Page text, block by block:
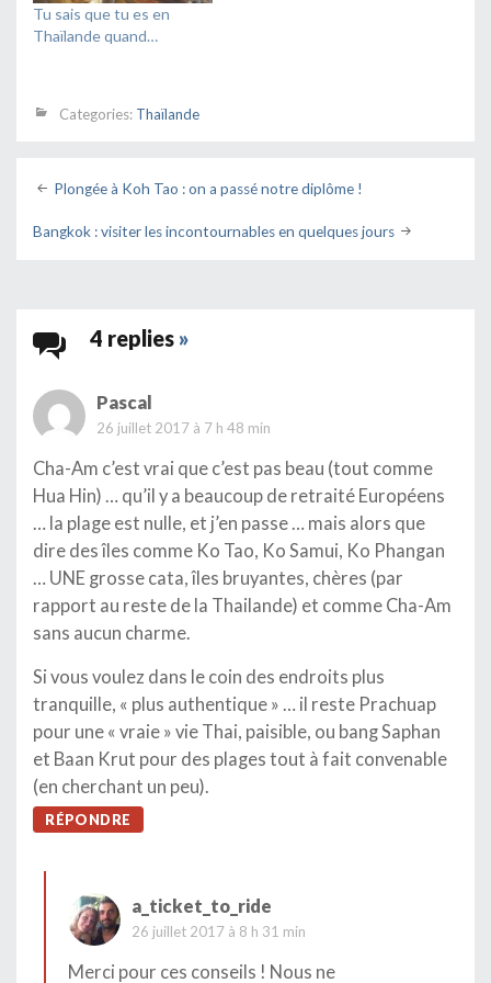
Tu sais que tu es en
Thaïlande quand…
Categories: Thaïlande
Post
navigation
Plongée à Koh Tao : on a passé notre diplôme !
Bangkok : visiter les incontournables en quelques jours
4 replies »
Pascal
26 juillet 2017 à 7 h 48 min
Cha-Am c’est vrai que c’est pas beau (tout comme
Hua Hin) … qu’il y a beaucoup de retraité Européens
… la plage est nulle, et j’en passe … mais alors que
dire des îles comme Ko Tao, Ko Samui, Ko Phangan
… UNE grosse cata, îles bruyantes, chères (par
rapport au reste de la Thailande) et comme Cha-Am
sans aucun charme.
Si vous voulez dans le coin des endroits plus
tranquille, « plus authentique » … il reste Prachuap
pour une « vraie » vie Thai, paisible, ou bang Saphan
et Baan Krut pour des plages tout à fait convenable
(en cherchant un peu).
RÉPONDRE
a_ticket_to_ride
26 juillet 2017 à 8 h 31 min
Merci pour ces conseils ! Nous ne